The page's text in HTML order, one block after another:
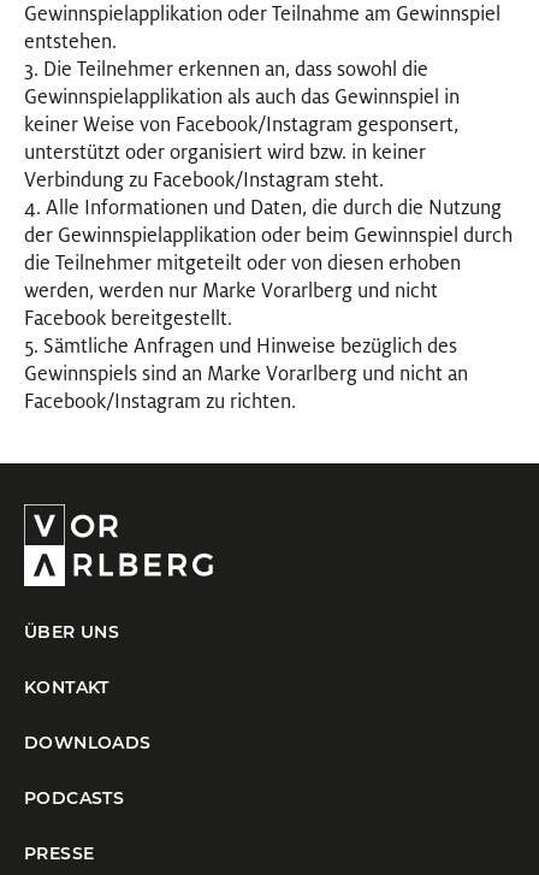
Gewinnspielapplikation oder Teilnahme am Gewinnspiel
entstehen.
3. Die Teilnehmer erkennen an, dass sowohl die
Gewinnspielapplikation als auch das Gewinnspiel in
keiner Weise von Facebook/Instagram gesponsert,
unterstützt oder organisiert wird bzw. in keiner
Verbindung zu Facebook/Instagram steht.
4. Alle Informationen und Daten, die durch die Nutzung
der Gewinnspielapplikation oder beim Gewinnspiel durch
die Teilnehmer mitgeteilt oder von diesen erhoben
werden, werden nur Marke Vorarlberg und nicht
Facebook bereitgestellt.
5. Sämtliche Anfragen und Hinweise bezüglich des
Gewinnspiels sind an Marke Vorarlberg und nicht an
Facebook/Instagram zu richten.
ÜBER UNS
KONTAKT
DOWNLOADS
PODCASTS
PRESSE